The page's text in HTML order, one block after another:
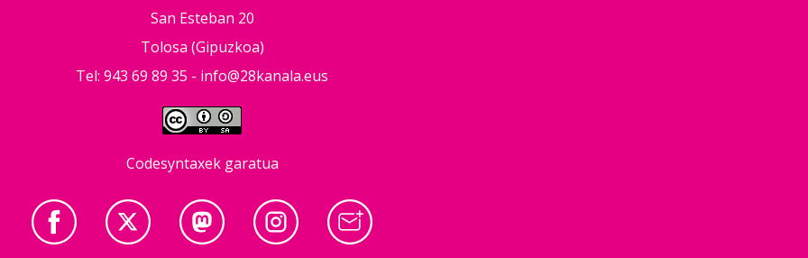
San Esteban 20
Tolosa (Gipuzkoa)
Tel: 943 69 89 35 - info@28kanala.eus
Codesyntaxek garatua